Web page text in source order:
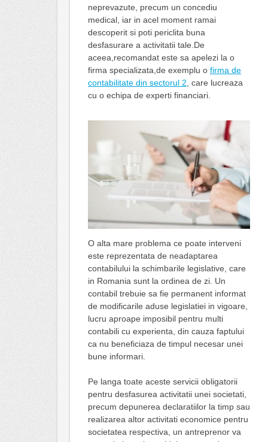
neprevazute, precum un concediu
medical, iar in acel moment ramai
descoperit si poti periclita buna
desfasurare a activitatii tale.De
aceea,recomandat este sa apelezi la o
firma specializata,de exemplu o firma de
contabilitate din sectorul 2 , care lucreaza
cu o echipa de experti financiari.
O alta mare problema ce poate interveni
este reprezentata de neadaptarea
contabilului la schimbarile legislative, care
in Romania sunt la ordinea de zi. Un
contabil trebuie sa fie permanent informat
de modificarile aduse legislatiei in vigoare,
lucru aproape imposibil pentru multi
contabili cu experienta, din cauza faptului
ca nu beneficiaza de timpul necesar unei
bune informari.
Pe langa toate aceste servicii obligatorii
pentru desfasurea activitatii unei societati,
precum depunerea declaratiilor la timp sau
realizarea altor activitati economice pentru
societatea respectiva, un antreprenor va